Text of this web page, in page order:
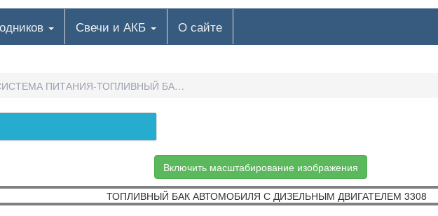
Свечи и АКБ О сайте
ПИТАНИЯ-ТОПЛИВНЫЙ БАК АВТОМОБИЛЯ С ДИЗЕЛЬНЫМ ДВИГАТЕЛЕМ
Включить масштабирование изображения